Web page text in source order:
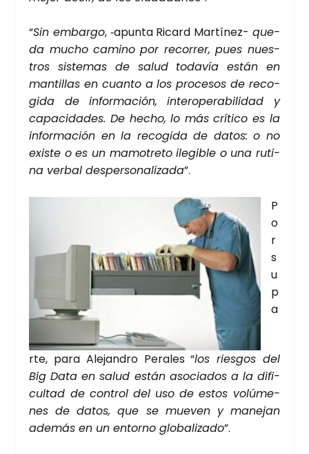
“Sin embar­go, ‑apun­ta Ricard Mar­tí­nez- que­
da mucho camino por reco­rrer, pues nues­
tros sis­te­mas de salud toda­vía están en
man­ti­llas en cuan­to a los pro­ce­sos de reco­
gi­da de infor­ma­ción, inter­ope­ra­bi­li­dad y
capa­ci­da­des. De hecho, lo más crí­ti­co es la
infor­ma­ción en la reco­gi­da de datos: o no
exis­te o es un mamo­tre­to ile­gi­ble o una ruti­
na ver­bal des­per­so­na­li­za­da”.
P
o
r
s
u
p
a
r­te, para Ale­jan­dro Pera­les “los ries­gos del
Big Data en salud están aso­cia­dos a la difi­
cul­tad de con­trol del uso de estos volú­me­
nes de datos, que se mue­ven y mane­jan
ade­más en un entorno glo­ba­li­za­do”.